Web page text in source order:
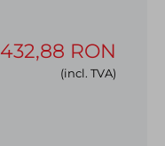
432,88 RON
(incl. TVA)